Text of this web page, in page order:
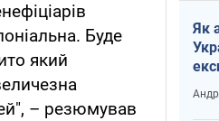
Буде
який
– резюмував
Як